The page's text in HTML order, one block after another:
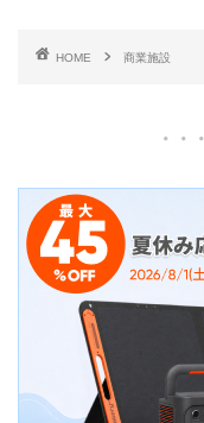
HOME 商業施設